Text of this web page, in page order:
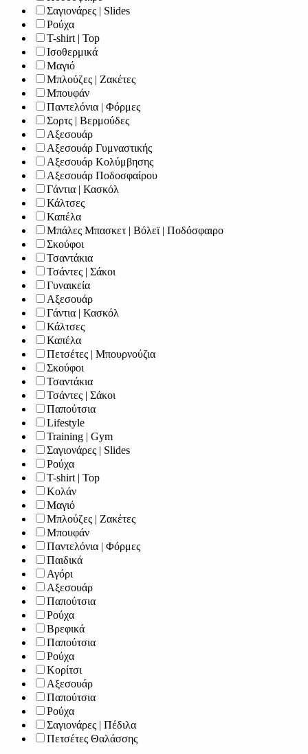
Σαγιονάρες | Slides
Ρούχα
T-shirt | Top
Ισοθερμικά
Μαγιό
Μπλούζες | Ζακέτες
Μπουφάν
Παντελόνια | Φόρμες
Σορτς | Βερμούδες
Αξεσουάρ
Αξεσουάρ Γυμναστικής
Αξεσουάρ Κολύμβησης
Αξεσουάρ Ποδοσφαίρου
Γάντια | Κασκόλ
Κάλτσες
Καπέλα
Μπάλες Μπασκετ | Βόλεϊ | Ποδόσφαιρο
Σκούφοι
Τσαντάκια
Τσάντες | Σάκοι
Γυναικεία
Αξεσουάρ
Γάντια | Κασκόλ
Κάλτσες
Καπέλα
Πετσέτες | Μπουρνούζια
Σκούφοι
Τσαντάκια
Τσάντες | Σάκοι
Παπούτσια
Lifestyle
Training | Gym
Σαγιονάρες | Slides
Ρούχα
T-shirt | Top
Κολάν
Μαγιό
Μπλούζες | Ζακέτες
Μπουφάν
Παντελόνια | Φόρμες
Παιδικά
Αγόρι
Αξεσουάρ
Παπούτσια
Ρούχα
Βρεφικά
Παπούτσια
Ρούχα
Κορίτσι
Αξεσουάρ
Παπούτσια
Ρούχα
Σαγιονάρες | Πέδιλα
Πετσέτες Θαλάσσης